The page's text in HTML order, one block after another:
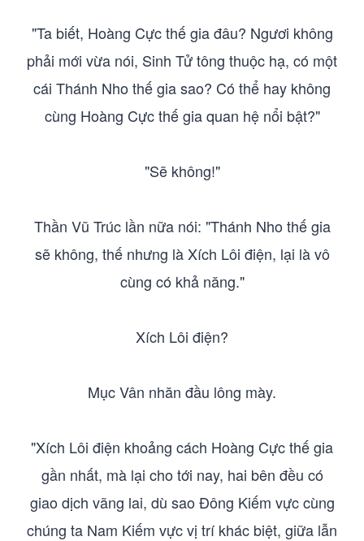
"Ta biết, Hoàng Cực thế gia đâu? Ngươi không
phải mới vừa nói, Sinh Tử tông thuộc hạ, có một
cái Thánh Nho thế gia sao? Có thể hay không
cùng Hoàng Cực thế gia quan hệ nổi bật?"
"Sẽ không!"
Thần Vũ Trúc lần nữa nói: "Thánh Nho thế gia
sẽ không, thế nhưng là Xích Lôi điện, lại là vô
cùng có khả năng."
Xích Lôi điện?
Mục Vân nhăn đầu lông mày.
"Xích Lôi điện khoảng cách Hoàng Cực thế gia
gần nhất, mà lại cho tới nay, hai bên đều có
giao dịch vãng lai, dù sao Đông Kiếm vực cùng
chúng ta Nam Kiếm vực vị trí khác biệt, giữa lẫn